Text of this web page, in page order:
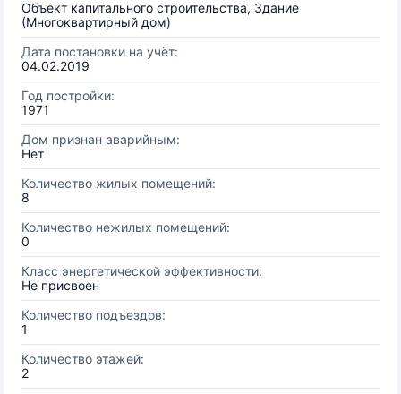
Объект капитального строительства, Здание
(Многоквартирный дом)
Дата постановки на учёт:
04.02.2019
Год постройки:
1971
Дом признан аварийным:
Нет
Количество жилых помещений:
8
Количество нежилых помещений:
0
Класс энергетической эффективности:
Не присвоен
Количество подъездов:
1
Количество этажей:
2